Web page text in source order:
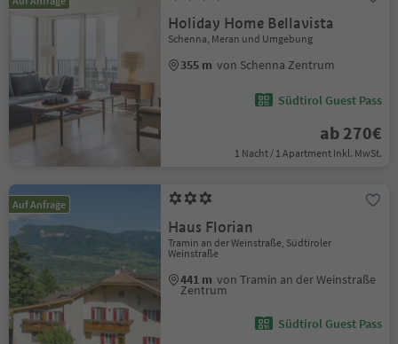
Holiday Home Bellavista
Schenna, Meran und Umgebung
355 m von Schenna Zentrum
Südtirol Guest Pass
ab 270€
1 Nacht / 1 Apartment Inkl. MwSt.
Auf Anfrage
Haus Florian
Tramin an der Weinstraße, Südtiroler
Weinstraße
441 m von Tramin an der Weinstraße
Zentrum
Südtirol Guest Pass